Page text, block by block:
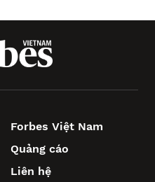
Forbes Việt Nam
Quảng cáo
Liên hệ